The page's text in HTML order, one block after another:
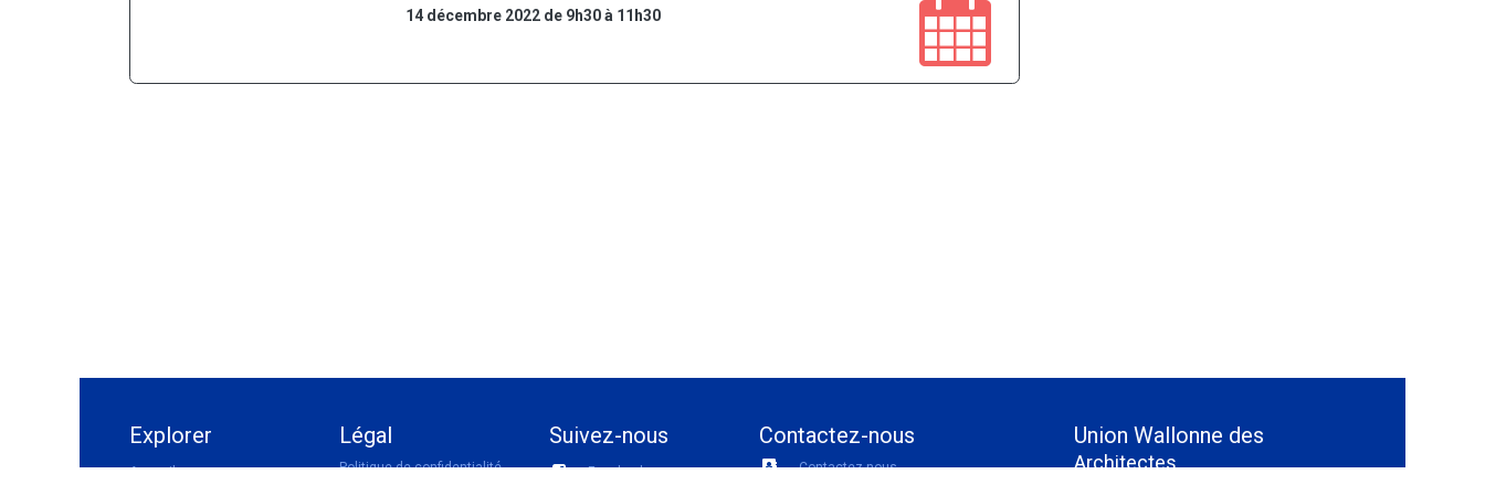
14 décembre 2022 de 9h30 à 11h30
Explorer
Accueil
Légal
Politique de confidentialité
Suivez-nous
Facebook
Contactez-nous
Contactez-nous
Union Wallonne des
Architectes